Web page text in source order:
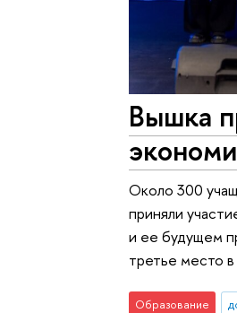
Вышка
Около 300
приняли
и ее будущем
третье место
Образование